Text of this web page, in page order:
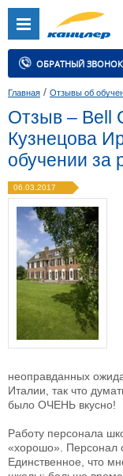
ОБРАТНЫЙ
Главная / Отзывы об
Отзыв – Bell
Кузнецова
обучении за
06.03.2017
неоправданных
Италии, так что
было ОЧЕНЬ вкусно!
Работу персонала
«хорошо». Персонал
Единственное, что